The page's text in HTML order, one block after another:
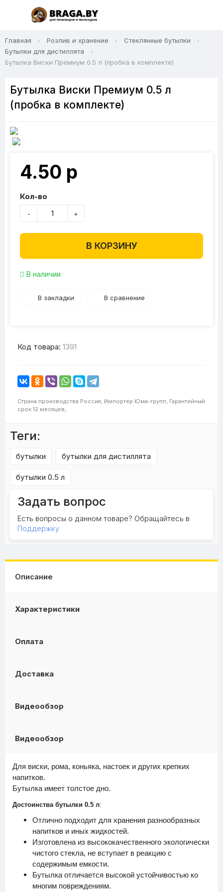
Главная Розлив и хранение
Стеклянные бутылки
Бутылки для дистиллята
Бутылка Виски Премиум 0.5 л (пробка в комплекте)
Бутылка Виски Премиум 0.5 л
(пробка в комплекте)
4.50 р
Кол-во
- +
В КОРЗИНУ
В наличии
В закладки В сравнение
Код товара: 1391
Страна производства Россия, Импортер Юма-групп, Гарантийный
срок 12 месяцев,
Теги:
бутылки бутылки для дистиллята
бутылки 0.5 л
Задать вопрос
Есть вопросы о данном товаре? Обращайтесь в
Поддержку
Описание
Характеристики
Оплата
Доставка
Видеообзор
Видеообзор
Для виски, рома, коньяка, настоек и других крепких
напитков.
Бутылка имеет толстое дно.
Достоинства бутылки 0.5 л:
Отлично подходит для хранения разнообразных
напитков и иных жидкостей.
Изготовлена из высококачественного экологически
чистого стекла, не вступает в реакцию с
содержимым емкости.
Бутылка отличается высокой устойчивостью ко
многим повреждениям.